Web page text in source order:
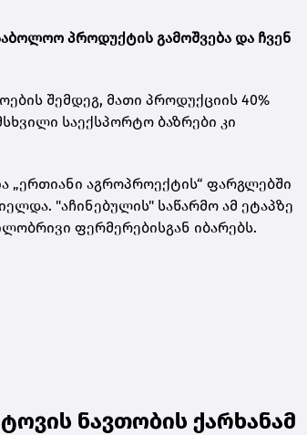
პროდუქტის გამოშვება და ჩვენ
შემდეგ, მათი პროდუქციის 40%
საექსპორტო ბაზრები კი
„ერთიანი აგროპროექტის“ ფარგლებში
"აჩინებულის" საწარმო ამ ეტაპზე
ფერმერებისგან იბარებს.
ნავთობის ქარხანამ